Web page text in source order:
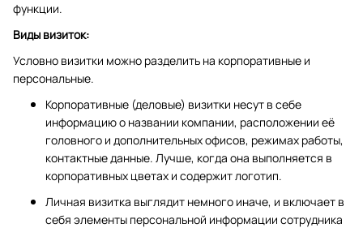
функции.
Виды визиток:
Условно визитки можно разделить на корпоративные и
персональные.
Корпоративные (деловые) визитки несут в себе
информацию о названии компании, расположении её
головного и дополнительных офисов, режимах работы,
контактные данные. Лучше, когда она выполняется в
корпоративных цветах и содержит логотип.
Личная визитка выглядит немного иначе, и включает в
себя элементы персональной информации сотрудника